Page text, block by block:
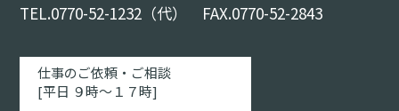
TEL.0770-52-1232（代） FAX.0770-52-2843
仕事のご依頼・ご相談
[平日 ９時～１７時]